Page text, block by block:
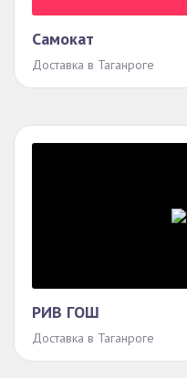
Самокат
Доставка в Таганроге
РИВ ГОШ
Доставка в Таганроге